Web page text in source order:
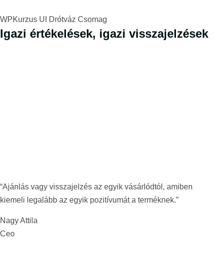
WPKurzus UI Drótváz Csomag
Igazi értékelések, igazi visszajelzések
“Ajánlás vagy visszajelzés az egyik vásárlódtól, amiben
kiemeli legalább az egyik pozitívumát a terméknek.”
Nagy Attila
Ceo